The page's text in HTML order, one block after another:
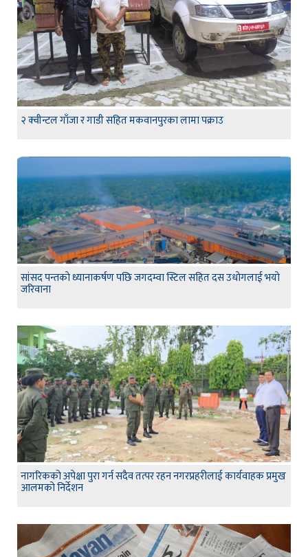
२ क्वीन्टल गाँजा र गाडी सहित मकवानपुरका लामा पक्राउ
सांसद पन्तकाे ध्यानाकर्षण पछि जगदम्वा स्टिल सहित दस उधाेगलाई भयाे
जरिवाना
नागरिकको अपेक्षा पुरा गर्न सदैव तत्पर रहन नगरप्रहरीलाई कार्यवाहक प्रमुख
आलमको निर्देशन